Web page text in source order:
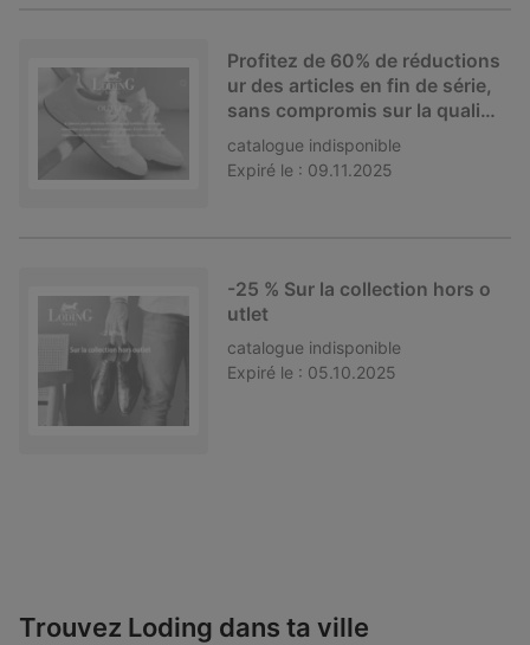
Profitez de 60% de réductions
ur des articles en fin de série,
sans compromis sur la qualit
catalogue indisponible
Expiré le : 09.11.2025
-25 % Sur la collection hors o
utlet
catalogue indisponible
Expiré le : 05.10.2025
Trouvez Loding dans ta ville